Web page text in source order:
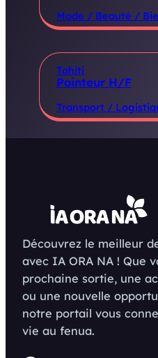
Mode / Beauté /
Tahiti
Pointeur H/F
Transport /
Découvrez le meilleur
avec IA ORA NA ! Que
prochaine sortie, une
ou une nouvelle
notre portail vous
vie au fenua.